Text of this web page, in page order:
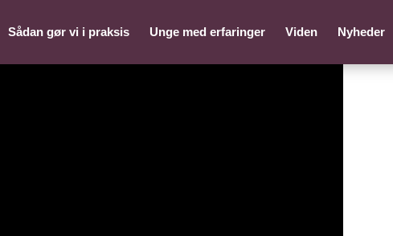
Sådan gør vi i praksis Unge med erfaringer Viden Nyheder